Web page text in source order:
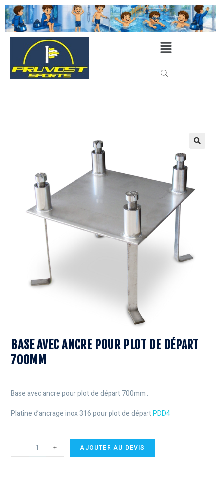
BASE AVEC ANCRE POUR PLOT DE DÉPART
700MM
Base avec ancre pour plot de départ 700mm .
Platine d’ancrage inox 316 pour plot de départPDD4
- + AJOUTER AU DEVIS